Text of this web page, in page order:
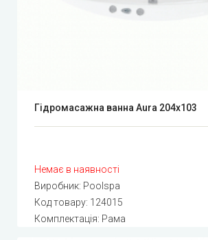
Гідромасажна ванна Aura 204x103
Немає в наявності
Виробник: Poolspa
Код товару: 124015
Комплектація: Рама